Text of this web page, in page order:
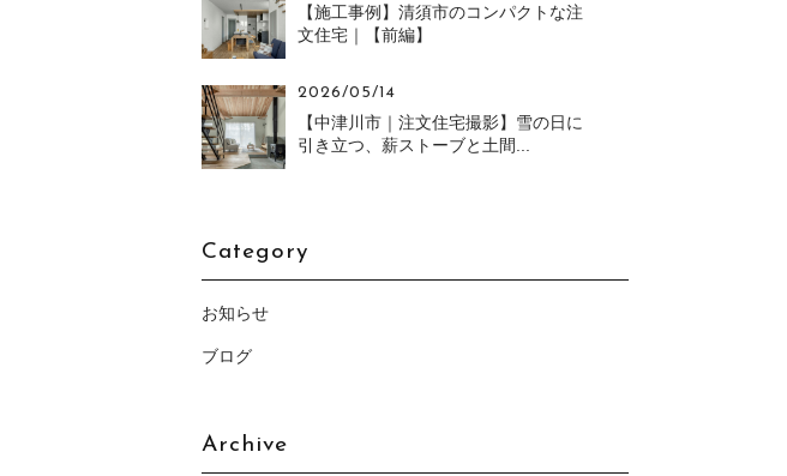
【施工事例】清須市のコンパクトな注
文住宅｜【前編】
2026/05/14
【中津川市｜注文住宅撮影】雪の日に
引き立つ、薪ストーブと土間...
Category
お知らせ
ブログ
Archive